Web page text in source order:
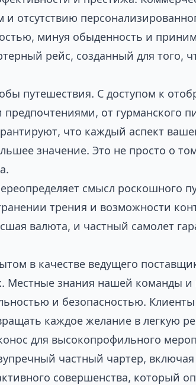
отсутствию
минуя обыденность и
рейс, созданный для того,
путешествия. С доступом к
от гурманского
что каждый аспект
значение. Это не просто о
смысл роскошного
трения и возможности
валюта, и частный самолет
в качестве ведущего
знания нашей команды и
и безопасностью.
каждое желание в легкую
для высокопрофильного
частный чартер,
совершенства, который